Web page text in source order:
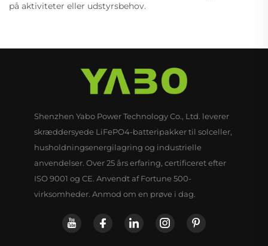
på aktiviteter eller udstyrsbehov.
Shenzhen Yabo Power Technology Co., Ltd. leverer
skræddersyede LiFePO4-batteripakker til solceller,
husholdningsenergilagring og industrielle
anvendelser. Over 25 års erfaring, certificeret efter
ISO 9001 og CE. Anvendt af Fortune 500-
virksomheder. Anmod om en prøve i dag.